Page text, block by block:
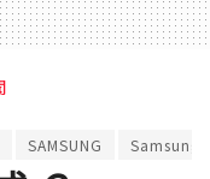
SAMSUNG Samsung